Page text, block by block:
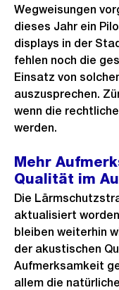
Wegweisungen
dieses Jahr ein
displays in der
fehlen noch die
Einsatz von
auszusprechen.
wenn die
werden.
Mehr
Qualität im
Die
aktualisiert
bleiben weiterhin
der akustischen
Aufmerksamkeit
allem die